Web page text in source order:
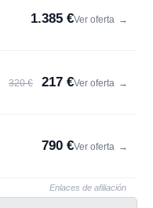
1.385 €Ver oferta →
320 € 217 €Ver oferta →
790 €Ver oferta →
Enlaces de afiliación